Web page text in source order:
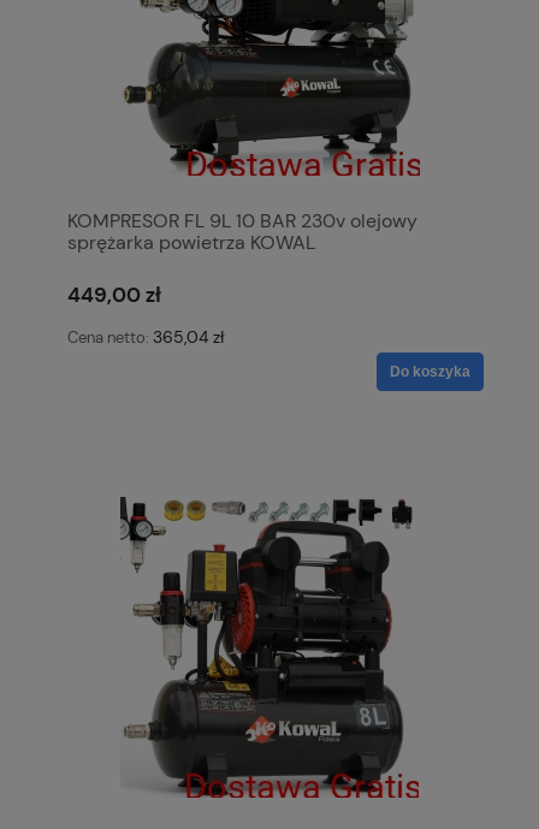
KOMPRESOR FL 9L 10 BAR 230v olejowy
sprężarka powietrza KOWAL
449,00 zł
Cena netto: 365,04 zł
Do koszyka